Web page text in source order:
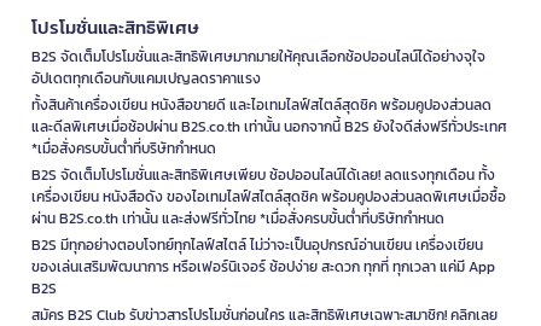
โปรโมชั่นและสิทธิพิเศษ
B2S จัดเต็มโปรโมชั่นและสิทธิพิเศษมากมายให้คุณเลือกช้อปออนไลน์ได้อย่างจุใจ
อัปเดตทุกเดือนกับแคมเปญลดราคาแรง
ทั้งสินค้าเครื่องเขียน หนังสือขายดี และไอเทมไลฟ์สไตล์สุดชิค พร้อมคูปองส่วนลด
และดีลพิเศษเมื่อช้อปผ่าน B2S.co.th เท่านั้น นอกจากนี้ B2S ยังใจดีส่งฟรีทั่วประเทศ
*เมื่อสั่งครบขั้นต่ำที่บริษัทกำหนด
B2S จัดเต็มโปรโมชั่นและสิทธิพิเศษเพียบ ช้อปออนไลน์ได้เลย! ลดแรงทุกเดือน ทั้ง
เครื่องเขียน หนังสือดัง ของไอเทมไลฟ์สไตล์สุดชิค พร้อมคูปองส่วนลดพิเศษเมื่อซื้อ
ผ่าน B2S.co.th เท่านั้น และส่งฟรีทั่วไทย *เมื่อสั่งครบขั้นต่ำที่บริษัทกำหนด
B2S มีทุกอย่างตอบโจทย์ทุกไลฟ์สไตล์ ไม่ว่าจะเป็นอุปกรณ์อ่านเขียน เครื่องเขียน
ของเล่นเสริมพัฒนาการ หรือเฟอร์นิเจอร์ ช้อปง่าย สะดวก ทุกที่ ทุกเวลา แค่มี App
B2S
สมัคร B2S Club รับข่าวสารโปรโมชั่นก่อนใคร และสิทธิพิเศษเฉพาะสมาชิก! คลิกเลย